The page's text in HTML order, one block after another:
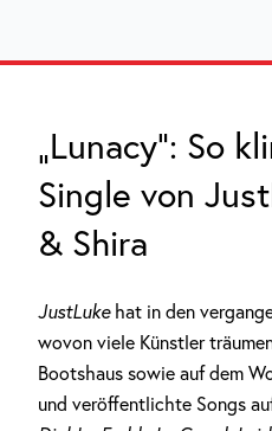
„Lunacy“: So
Single von
& Shira
JustLuke hat in den
wovon viele Künstler
Bootshaus sowie auf dem
und veröffentlichte Songs